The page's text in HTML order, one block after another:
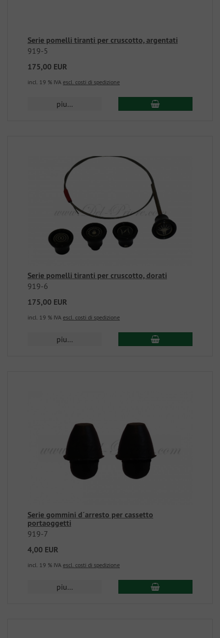
Serie pomelli tiranti per cruscotto, argentati
919-5
175,00 EUR
incl. 19 % IVA escl. costi di spedizione
piu...
Serie pomelli tiranti per cruscotto, dorati
919-6
175,00 EUR
incl. 19 % IVA escl. costi di spedizione
piu...
Serie gommini d´arresto per cassetto
portaoggetti
919-7
4,00 EUR
incl. 19 % IVA escl. costi di spedizione
piu...